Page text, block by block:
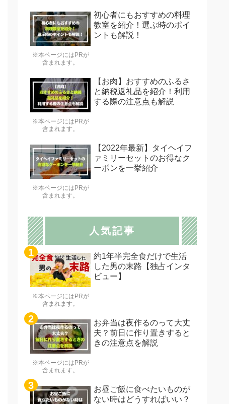
※本ページにはPRが
含まれます。
初心者にもおすすめの料理
教室を紹介！選ぶ時のポイ
ントも解説！
※本ページにはPRが
含まれます。
【お肉】おすすめのふるさ
と納税返礼品を紹介！利用
する際の注意点も解説
※本ページにはPRが
含まれます。
【2022年最新】タイヘイフ
ァミリーセットのお得なク
ーポンを一挙紹介
人気記事
※本ページにはPRが
含まれます。
約1年半完全食だけで生活
した男の末路【独占インタ
ビュー】
※本ページにはPRが
含まれます。
お弁当は夜作るのって大丈
夫？前日に作り置きすると
きの注意点を解説
お昼ご飯に食べたいものが
ない時はどうすればいい？